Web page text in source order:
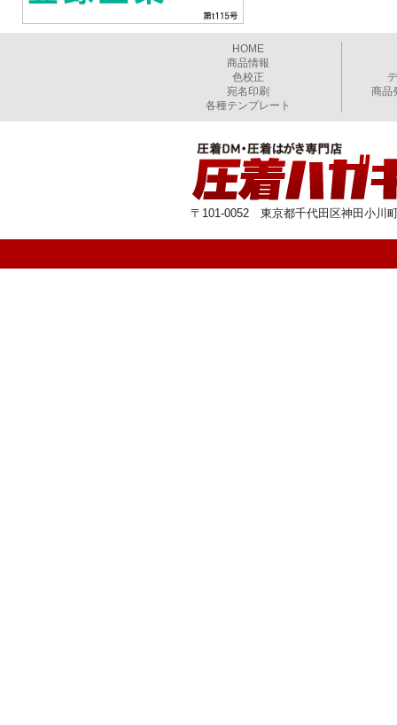
HOME
商品情報
色校正
宛名印刷
各種テンプレート
商品
〒101-0052 東京都千代田区神田小川